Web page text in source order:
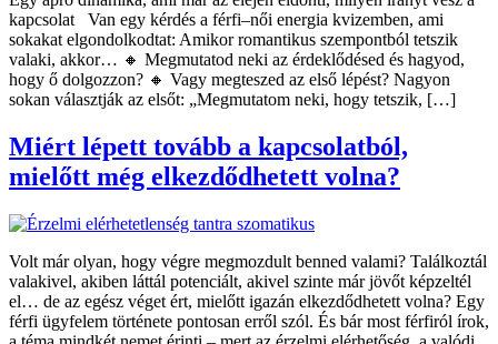
kapcsolat Van egy kérdés a férfi–női energia kvizemben, ami
sokakat elgondolkodtat: Amikor romantikus szempontból tetszik
valaki, akkor… 🔸 Megmutatod neki az érdeklődésed és hagyod,
hogy ő dolgozzon? 🔸 Vagy megteszed az első lépést? Nagyon
sokan választják az elsőt: „Megmutatom neki, hogy tetszik, […]
Miért lépett tovább a kapcsolatból,
mielőtt még elkezdődhetett volna?
Volt már olyan, hogy végre megmozdult benned valami? Találkoztál
valakivel, akiben láttál potenciált, akivel szinte már jövőt képzeltél
el… de az egész véget ért, mielőtt igazán elkezdődhetett volna? Egy
férfi ügyfelem története pontosan erről szól. És bár most férfiról írok,